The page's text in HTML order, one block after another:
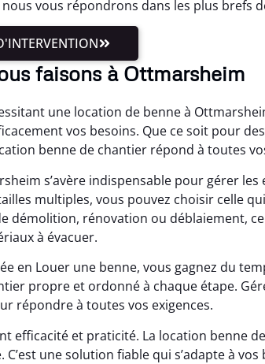
vous répondrons dans les plus brefs
faisons à Ottmarsheim
une location de benne à
vos besoins. Que ce soit pour
benne de chantier répond à toutes
s’avère indispensable pour gérer
multiples, vous pouvez choisir celle
démolition, rénovation ou déblaiement,
à évacuer.
en Louer une benne, vous gagnez du
propre et ordonné à chaque étape.
répondre à toutes vos exigences.
efficacité et praticité. La location benne
une solution fiable qui s’adapte à vos